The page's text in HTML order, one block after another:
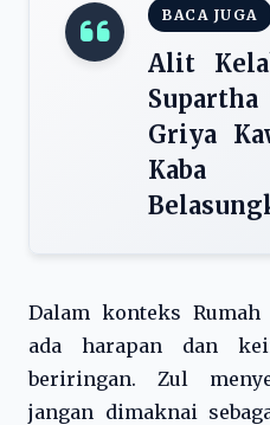
BACA JUGA
Alit
Griya
Kaba
Dalam konteks
ada harapan dan
beriringan. Zul
jangan dimaknai